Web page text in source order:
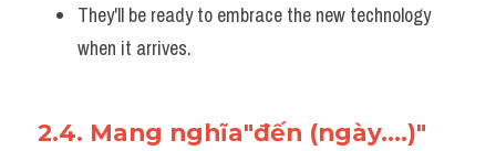
They'll be ready to embrace the new technology
when it arrives.
2.4. Mang nghĩa"đến (ngày....)"